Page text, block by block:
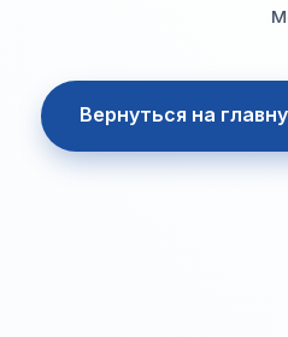
Вернуться на